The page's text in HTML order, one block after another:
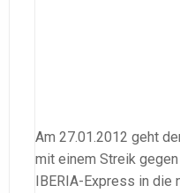
Am 27.01.2012 geht
mit einem Streik
IBERIA-Express in die